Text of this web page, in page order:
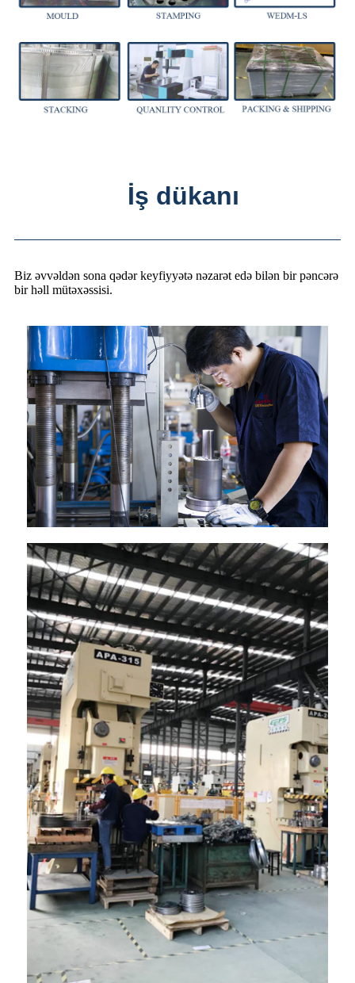
İş dükanı
Biz əvvəldən sona qədər keyfiyyətə nəzarət edə bilən bir pəncərə
bir həll mütəxəssisi.